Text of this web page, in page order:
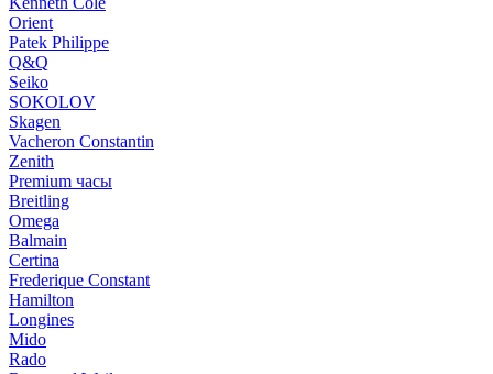
Orient
Patek Philippe
Q&Q
Seiko
SOKOLOV
Skagen
Vacheron Constantin
Zenith
Premium часы
Breitling
Omega
Balmain
Certina
Frederique Constant
Hamilton
Longines
Mido
Rado